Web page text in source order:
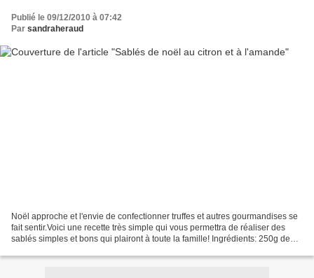
Publié le 09/12/2010 à 07:42
Par sandraheraud
Noël approche et l'envie de confectionner truffes et autres gourmandises se
fait sentir.Voici une recette très simple qui vous permettra de réaliser des
sablés simples et bons qui plairont à toute la famille! Ingrédients: 250g de